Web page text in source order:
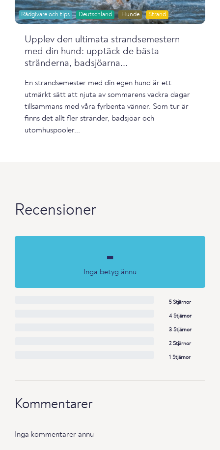
Rådgivare och tips Deutschland Hunde Strand
Upplev den ultimata strandsemestern
med din hund: upptäck de bästa
stränderna, badsjöarna...
En strandsemester med din egen hund är ett
utmärkt sätt att njuta av sommarens vackra dagar
tillsammans med våra fyrbenta vänner. Som tur är
finns det allt fler stränder, badsjöar och
utomhuspooler...
Recensioner
-
Inga betyg ännu
5 Stjärnor
4 Stjärnor
3 Stjärnor
2 Stjärnor
1 Stjärnor
Kommentarer
Inga kommentarer ännu